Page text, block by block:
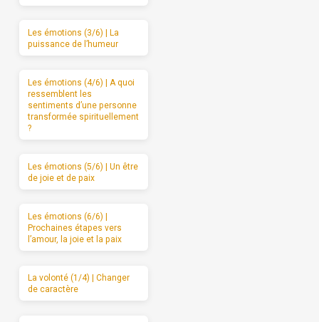
Les émotions (3/6) | La
puissance de l’humeur
Les émotions (4/6) | A quoi
ressemblent les
sentiments d’une personne
transformée spirituellement
?
Les émotions (5/6) | Un être
de joie et de paix
Les émotions (6/6) |
Prochaines étapes vers
l’amour, la joie et la paix
La volonté (1/4) | Changer
de caractère